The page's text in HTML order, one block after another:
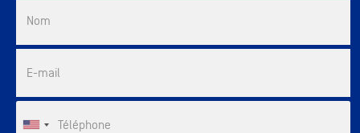
Nom
E-mail
Téléphone